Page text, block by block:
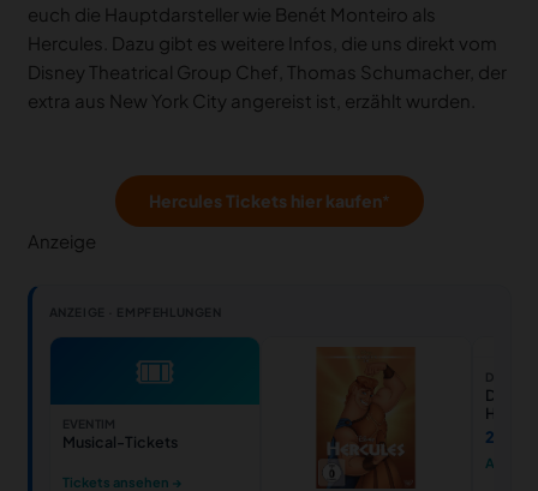
euch die Hauptdarsteller wie Benét Monteiro als
Hercules. Dazu gibt es weitere Infos, die uns direkt vom
Disney Theatrical Group Chef, Thomas Schumacher, der
extra aus New York City angereist ist, erzählt wurden.
Hercules Tickets hier kaufen
Anzeige
ANZEIGE · EMPFEHLUNGEN
🎟
EVENTIM
Musical-Tickets
Tickets ansehen →
DISNEY
Disney
cm
20,00